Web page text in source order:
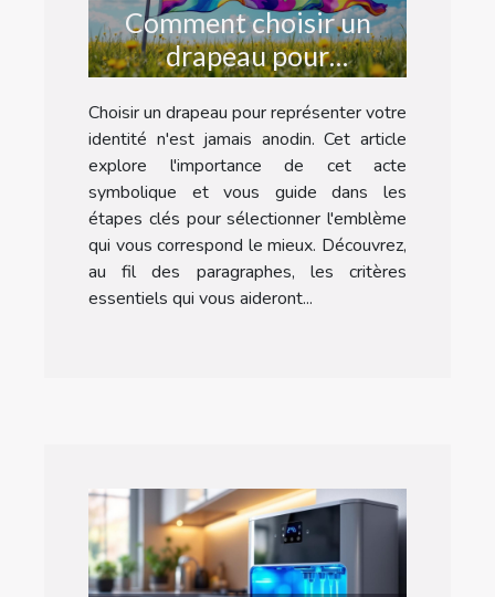
Comment choisir un
drapeau pour
représenter votre
identité?
Choisir un drapeau pour représenter votre
identité n'est jamais anodin. Cet article
explore l'importance de cet acte
symbolique et vous guide dans les
étapes clés pour sélectionner l'emblème
qui vous correspond le mieux. Découvrez,
au fil des paragraphes, les critères
essentiels qui vous aideront...